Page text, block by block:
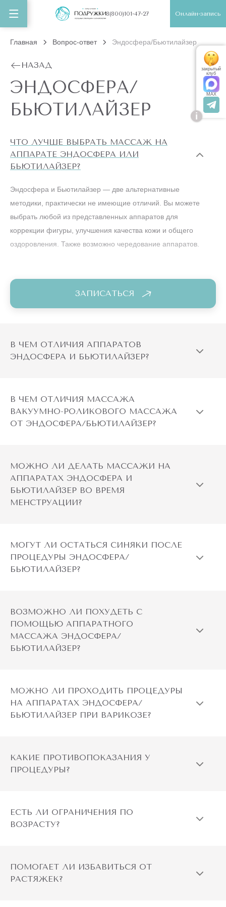
8(800)101-47-27 Онлайн-запись
Главная Вопрос-ответ Эндосфера/Бьютилайзер
НАЗАД
ЭНДОСФЕРА/
БЬЮТИЛАЙЗЕР
ЧТО ЛУЧШЕ ВЫБРАТЬ МАССАЖ НА
АППАРАТЕ ЭНДОСФЕРА ИЛИ
БЬЮТИЛАЙЗЕР?
Эндосфера и Бьютилайзер — две альтернативные
методики, практически не имеющие отличий. Вы можете
выбрать любой из представленных аппаратов для
коррекции фигуры, улучшения качества кожи и общего
оздоровления. Также возможно чередование аппаратов.
ЗАПИСАТЬСЯ
В ЧЕМ ОТЛИЧИЯ АППАРАТОВ
ЭНДОСФЕРА И БЬЮТИЛАЙЗЕР?
В ЧЕМ ОТЛИЧИЯ МАССАЖА
ВАКУУМНО-РОЛИКОВОГО МАССАЖА
ОТ ЭНДОСФЕРА/БЬЮТИЛАЙЗЕР?
МОЖНО ЛИ ДЕЛАТЬ МАССАЖИ НА
АППАРАТАХ ЭНДОСФЕРА И
БЬЮТИЛАЙЗЕР ВО ВРЕМЯ
МЕНСТРУАЦИИ?
МОГУТ ЛИ ОСТАТЬСЯ СИНЯКИ ПОСЛЕ
ПРОЦЕДУРЫ ЭНДОСФЕРА/
БЬЮТИЛАЙЗЕР?
ВОЗМОЖНО ЛИ ПОХУДЕТЬ С
ПОМОЩЬЮ АППАРАТНОГО
МАССАЖА ЭНДОСФЕРА/
БЬЮТИЛАЙЗЕР?
МОЖНО ЛИ ПРОХОДИТЬ ПРОЦЕДУРЫ
НА АППАРАТАХ ЭНДОСФЕРА/
БЬЮТИЛАЙЗЕР ПРИ ВАРИКОЗЕ?
КАКИЕ ПРОТИВОПОКАЗАНИЯ У
ПРОЦЕДУРЫ?
ЕСТЬ ЛИ ОГРАНИЧЕНИЯ ПО
ВОЗРАСТУ?
ПОМОГАЕТ ЛИ ИЗБАВИТЬСЯ ОТ
РАСТЯЖЕК?
i
закрытый
клуб
MAX